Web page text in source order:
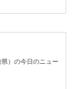
）の今日のニュー